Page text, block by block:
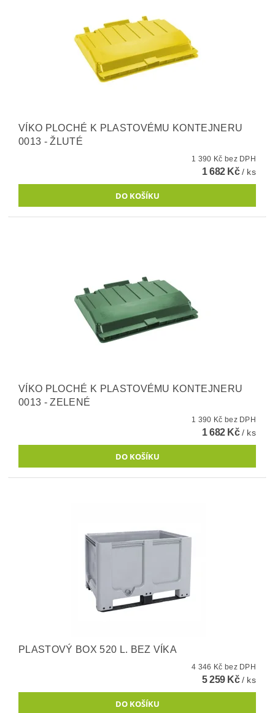
VÍKO PLOCHÉ K PLASTOVÉMU KONTEJNERU
0013 - ŽLUTÉ
1 390 Kč bez DPH
1 682 Kč/ ks
VÍKO PLOCHÉ K PLASTOVÉMU KONTEJNERU
0013 - ZELENÉ
1 390 Kč bez DPH
1 682 Kč/ ks
PLASTOVÝ BOX 520 L. BEZ VÍKA
4 346 Kč bez DPH
5 259 Kč/ ks